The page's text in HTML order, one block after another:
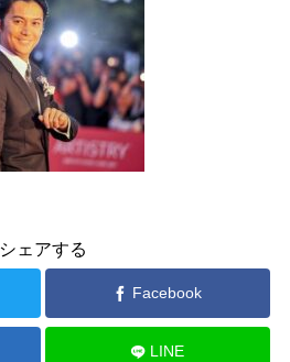
シェアする
Facebook
LINE